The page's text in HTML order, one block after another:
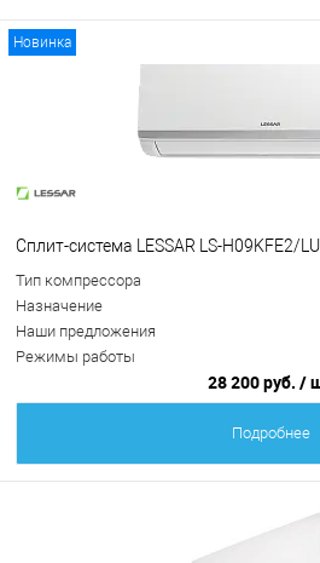
Новинка
Сплит-система LESSAR LS-H09KFE2/
Тип компрессора
Назначение
Наши предложения
Режимы работы
28 200 руб. /
Подробнее